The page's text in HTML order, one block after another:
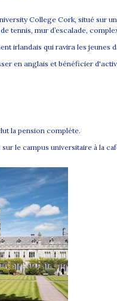
College Cork, situé sur
tennis, mur d’escalade,
irlandais qui ravira les jeunes
en anglais et bénéficier
la pension complète.
le campus universitaire à la